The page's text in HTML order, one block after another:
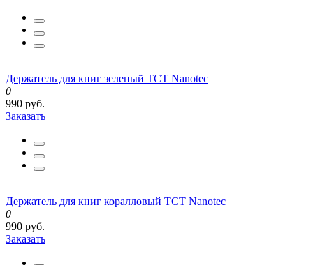
Держатель для книг зеленый TCT Nanotec
0
990 руб.
Заказать
Держатель для книг коралловый TCT Nanotec
0
990 руб.
Заказать